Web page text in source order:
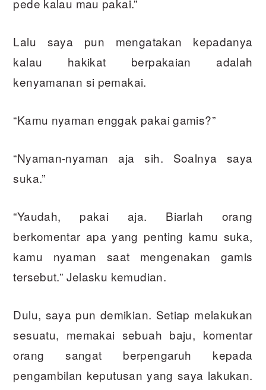
pede kalau mau pakai.”
Lalu saya pun mengatakan kepadanya
kalau hakikat berpakaian adalah
kenyamanan si pemakai.
“Kamu nyaman enggak pakai gamis?”
“Nyaman-nyaman aja sih. Soalnya saya
suka.”
“Yaudah, pakai aja. Biarlah orang
berkomentar apa yang penting kamu suka,
kamu nyaman saat mengenakan gamis
tersebut.” Jelasku kemudian.
Dulu, saya pun demikian. Setiap melakukan
sesuatu, memakai sebuah baju, komentar
orang sangat berpengaruh kepada
pengambilan keputusan yang saya lakukan.